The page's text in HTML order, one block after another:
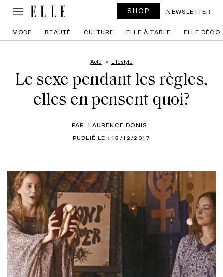
SHOP NEWSLETTER
MODE BEAUTÉ CULTURE ELLE À TABLE ELLE DÉCO
Actu Lifestyle
Le sexe pendant les règles,
elles en pensent quoi?
PAR LAURENCE DONIS
PUBLIÉ LE : 15/12/2017